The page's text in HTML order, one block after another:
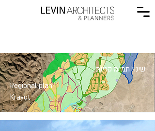
שינוי תמ״מ קריות
Regional plan
Krayot